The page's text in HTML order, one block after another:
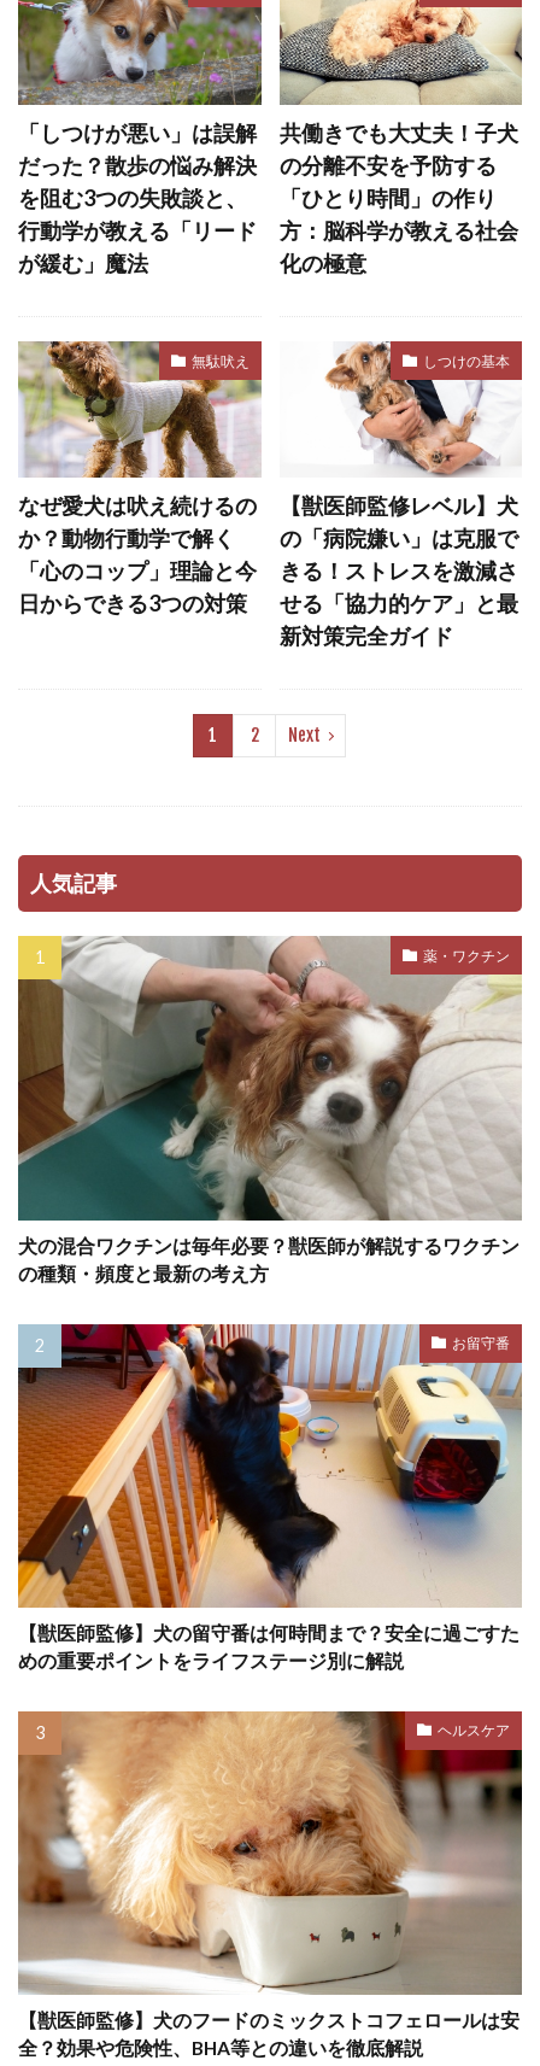
体温
体温上昇 体温維持
体温調整
体温調節
体罰 体臭
体調不良
体調変化
体調管理 体質
体質改善
体重
体重増加 体重減少
体重管理
使い分け
侵入防止 便
便秘
便通
保存方法 保湿
保湿ケア
保湿剤
保険
信頼
健康チェック
健康リスク
健康寿命
健康状態
健康管理
健康維持
健康診断
備蓄
僧帽弁閉鎖不全症
兆候
先住犬
先住犬ファースト
先天性
先天性疾患 光る首輪
免疫
免疫力
免疫定価 全身運動
共働き
具材
内科治療 内科療法
内臓疾患
冬備え
冬太り
出費 分化強化
分離
分離不安
刺激不足
効果
動物用医薬品
動物病院
動物病院 選び方
動物福祉
動物行動学
匂い嗅ぎ 化学療法
医学的要因
医療費
医薬品 協力的ケア
危険
危険な食べ物
危険度 危険性
原因
原材料 原材料表示
去勢
反応性 反抗
反撃
反省
受忍限度 受診
受診目安
口
口内 口腔内
口臭
口臭予防 口輪
古典的条件付け
叱らない
叱り方 叱る
合併症
合成
同伴避難 同期
同行避難
名前呼び
吐き戻し 吐出
吐瀉物
向き不向き
吠え
吠えの直し方
吠える
吠える原因
吠える理由
吠え対策
吠え癖 味付け
呼び戻し
咳
品質 唸り 唸る
問診
嘔吐・下痢
嘔吐下痢
噛みつき
噛みつき事故
噛み癖
噛む
回復ごはん
回数 困りごと
在宅避難
地熱
垂れ耳
基本トレーニング
基準値
基準量 基礎代謝
基礎疾患
報酬トレーニング
報酬ベース
声
変化 変形性脊椎症
夏バテ
夏休み 夏日 夏服
夕方
「しつけが悪い」は誤解
だった？散歩の悩み解決
を阻む3つの失敗談と、
行動学が教える「リード
が緩む」魔法
共働きでも大丈夫！子犬
の分離不安を予防する
「ひとり時間」の作り
方：脳科学が教える社会
化の極意
無駄吠え
なぜ愛犬は吠え続けるの
か？動物行動学で解く
「心のコップ」理論と今
日からできる3つの対策
しつけの基本
【獣医師監修レベル】犬
の「病院嫌い」は克服で
きる！ストレスを激減さ
せる「協力的ケア」と最
新対策完全ガイド
1 2 Next
人気記事
薬・ワクチン
犬の混合ワクチンは毎年必要？獣医師が解説するワクチン
の種類・頻度と最新の考え方
お留守番
【獣医師監修】犬の留守番は何時間まで？安全に過ごすた
めの重要ポイントをライフステージ別に解説
ヘルスケア
【獣医師監修】犬のフードのミックストコフェロールは安
全？効果や危険性、BHA等との違いを徹底解説